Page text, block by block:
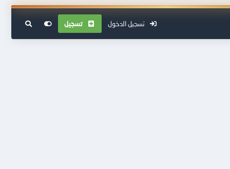
تسجيل الدخول تسجيل